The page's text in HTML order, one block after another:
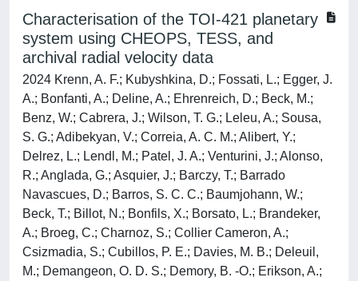
Characterisation of the TOI-421 planetary
system using CHEOPS, TESS, and
archival radial velocity data
2024 Krenn, A. F.; Kubyshkina, D.; Fossati, L.; Egger, J.
A.; Bonfanti, A.; Deline, A.; Ehrenreich, D.; Beck, M.;
Benz, W.; Cabrera, J.; Wilson, T. G.; Leleu, A.; Sousa,
S. G.; Adibekyan, V.; Correia, A. C. M.; Alibert, Y.;
Delrez, L.; Lendl, M.; Patel, J. A.; Venturini, J.; Alonso,
R.; Anglada, G.; Asquier, J.; Barczy, T.; Barrado
Navascues, D.; Barros, S. C. C.; Baumjohann, W.;
Beck, T.; Billot, N.; Bonfils, X.; Borsato, L.; Brandeker,
A.; Broeg, C.; Charnoz, S.; Collier Cameron, A.;
Csizmadia, S.; Cubillos, P. E.; Davies, M. B.; Deleuil,
M.; Demangeon, O. D. S.; Demory, B. -O.; Erikson, A.;